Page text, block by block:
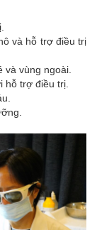
và hỗ trợ điều trị
và vùng ngoài.
hỗ trợ điều trị.